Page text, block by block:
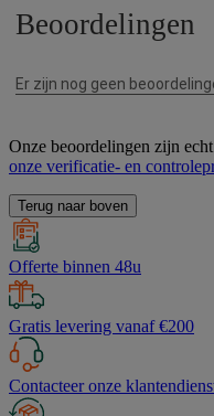
Onze beoordelingen zijn
onze verificatie- en
Terug naar boven
Offerte binnen 48u
Gratis levering vanaf €200
Contacteer onze